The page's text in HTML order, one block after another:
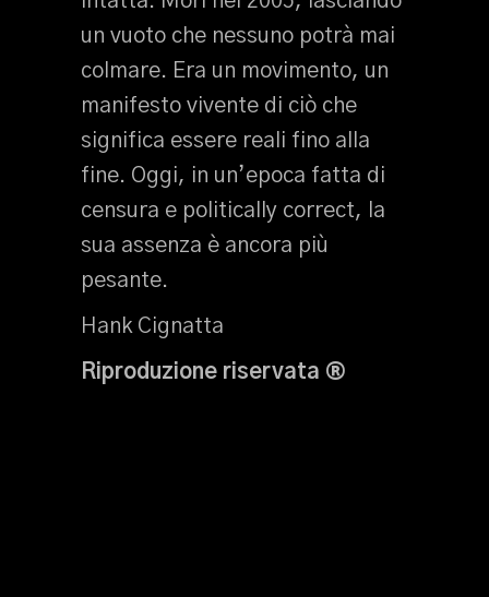
un vuoto che nessuno potrà mai
colmare. Era un movimento, un
manifesto vivente di ciò che
significa essere reali fino alla
fine. Oggi, in un’epoca fatta di
censura e politically correct, la
sua assenza è ancora più
pesante.
Hank Cignatta
Riproduzione riservata ®